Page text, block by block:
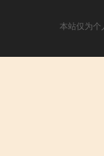
本站仅为个